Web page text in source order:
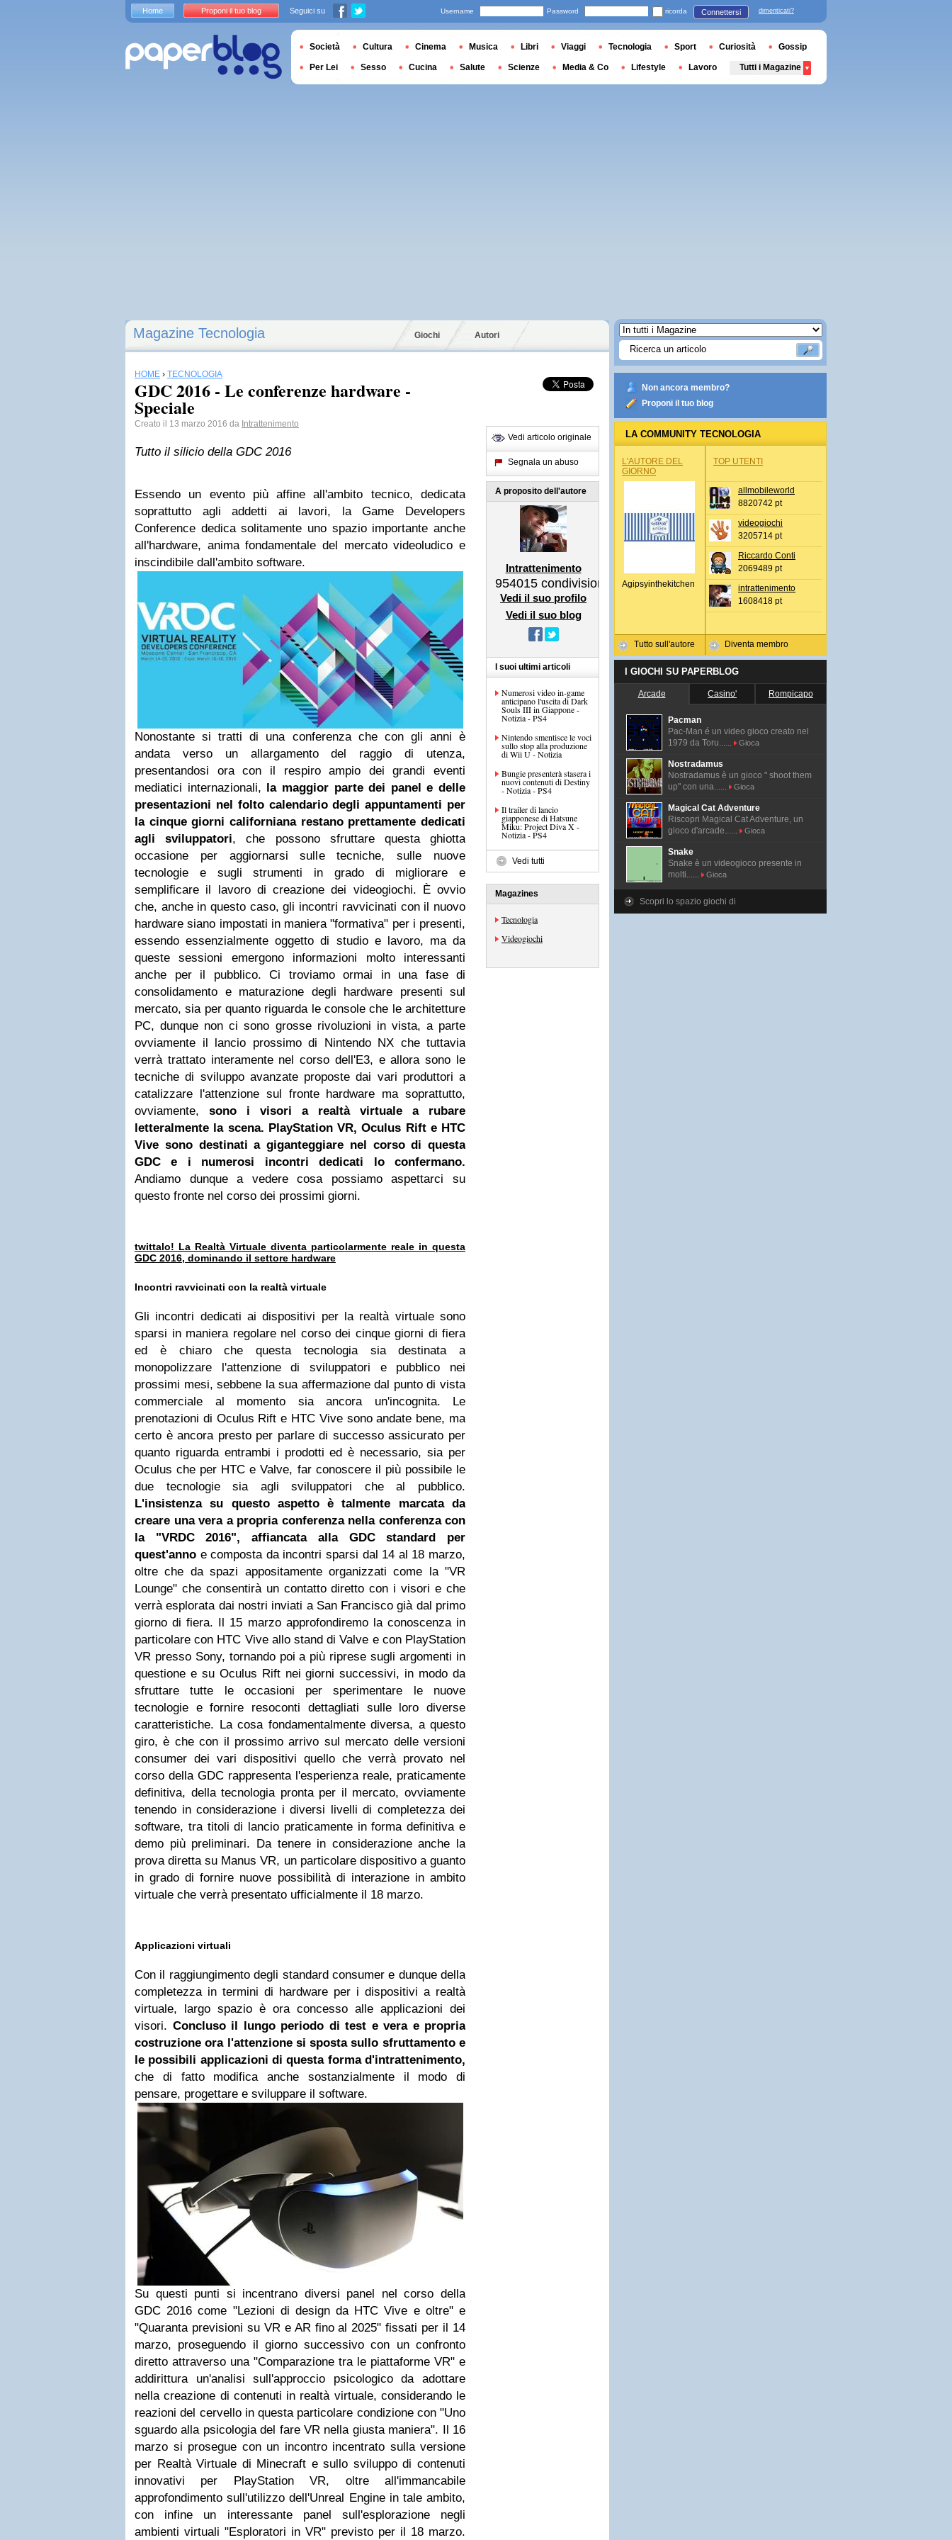
Magazine Tecnologia Giochi Autori
HOME › TECNOLOGIA
GDC 2016 - Le conferenze hardware -
Speciale
Creato il 13 marzo 2016 da Intrattenimento
Tutto il silicio della GDC 2016
Essendo un evento più affine all'ambito tecnico, dedicata
soprattutto agli addetti ai lavori, la Game Developers
Conference dedica solitamente uno spazio importante anche
all'hardware, anima fondamentale del mercato videoludico e
inscindibile dall'ambito software.
Nonostante si tratti di una conferenza che con gli anni è
andata verso un allargamento del raggio di utenza,
presentandosi ora con il respiro ampio dei grandi eventi
mediatici internazionali, la maggior parte dei panel e delle
presentazioni nel folto calendario degli appuntamenti per
la cinque giorni californiana restano prettamente dedicati
agli sviluppatori, che possono sfruttare questa ghiotta
occasione per aggiornarsi sulle tecniche, sulle nuove
tecnologie e sugli strumenti in grado di migliorare e
semplificare il lavoro di creazione dei videogiochi. È ovvio
che, anche in questo caso, gli incontri ravvicinati con il nuovo
hardware siano impostati in maniera "formativa" per i presenti,
essendo essenzialmente oggetto di studio e lavoro, ma da
queste sessioni emergono informazioni molto interessanti
anche per il pubblico. Ci troviamo ormai in una fase di
consolidamento e maturazione degli hardware presenti sul
mercato, sia per quanto riguarda le console che le architetture
PC, dunque non ci sono grosse rivoluzioni in vista, a parte
ovviamente il lancio prossimo di Nintendo NX che tuttavia
verrà trattato interamente nel corso dell'E3, e allora sono le
tecniche di sviluppo avanzate proposte dai vari produttori a
catalizzare l'attenzione sul fronte hardware ma soprattutto,
ovviamente, sono i visori a realtà virtuale a rubare
letteralmente la scena. PlayStation VR, Oculus Rift e HTC
Vive sono destinati a giganteggiare nel corso di questa
GDC e i numerosi incontri dedicati lo confermano.
Andiamo dunque a vedere cosa possiamo aspettarci su
questo fronte nel corso dei prossimi giorni.
twittalo! La Realtà Virtuale diventa particolarmente reale in questa
GDC 2016, dominando il settore hardware
Incontri ravvicinati con la realtà virtuale
Gli incontri dedicati ai dispositivi per la realtà virtuale sono
sparsi in maniera regolare nel corso dei cinque giorni di fiera
ed è chiaro che questa tecnologia sia destinata a
monopolizzare l'attenzione di sviluppatori e pubblico nei
prossimi mesi, sebbene la sua affermazione dal punto di vista
commerciale al momento sia ancora un'incognita. Le
prenotazioni di Oculus Rift e HTC Vive sono andate bene, ma
certo è ancora presto per parlare di successo assicurato per
quanto riguarda entrambi i prodotti ed è necessario, sia per
Oculus che per HTC e Valve, far conoscere il più possibile le
due tecnologie sia agli sviluppatori che al pubblico.
L'insistenza su questo aspetto è talmente marcata da
creare una vera a propria conferenza nella conferenza con
la "VRDC 2016", affiancata alla GDC standard per
quest'anno e composta da incontri sparsi dal 14 al 18 marzo,
oltre che da spazi appositamente organizzati come la "VR
Lounge" che consentirà un contatto diretto con i visori e che
verrà esplorata dai nostri inviati a San Francisco già dal primo
giorno di fiera. Il 15 marzo approfondiremo la conoscenza in
particolare con HTC Vive allo stand di Valve e con PlayStation
VR presso Sony, tornando poi a più riprese sugli argomenti in
questione e su Oculus Rift nei giorni successivi, in modo da
sfruttare tutte le occasioni per sperimentare le nuove
tecnologie e fornire resoconti dettagliati sulle loro diverse
caratteristiche. La cosa fondamentalmente diversa, a questo
giro, è che con il prossimo arrivo sul mercato delle versioni
consumer dei vari dispositivi quello che verrà provato nel
corso della GDC rappresenta l'esperienza reale, praticamente
definitiva, della tecnologia pronta per il mercato, ovviamente
tenendo in considerazione i diversi livelli di completezza dei
software, tra titoli di lancio praticamente in forma definitiva e
demo più preliminari. Da tenere in considerazione anche la
prova diretta su Manus VR, un particolare dispositivo a guanto
in grado di fornire nuove possibilità di interazione in ambito
virtuale che verrà presentato ufficialmente il 18 marzo.
Applicazioni virtuali
Con il raggiungimento degli standard consumer e dunque della
completezza in termini di hardware per i dispositivi a realtà
virtuale, largo spazio è ora concesso alle applicazioni dei
visori. Concluso il lungo periodo di test e vera e propria
costruzione ora l'attenzione si sposta sullo sfruttamento e
le possibili applicazioni di questa forma d'intrattenimento,
che di fatto modifica anche sostanzialmente il modo di
pensare, progettare e sviluppare il software.
Su questi punti si incentrano diversi panel nel corso della
GDC 2016 come "Lezioni di design da HTC Vive e oltre" e
"Quaranta previsioni su VR e AR fino al 2025" fissati per il 14
marzo, proseguendo il giorno successivo con un confronto
diretto attraverso una "Comparazione tra le piattaforme VR" e
addirittura un'analisi sull'approccio psicologico da adottare
nella creazione di contenuti in realtà virtuale, considerando le
reazioni del cervello in questa particolare condizione con "Uno
sguardo alla psicologia del fare VR nella giusta maniera". Il 16
marzo si prosegue con un incontro incentrato sulla versione
per Realtà Virtuale di Minecraft e sullo sviluppo di contenuti
innovativi per PlayStation VR, oltre all'immancabile
approfondimento sull'utilizzo dell'Unreal Engine in tale ambito,
con infine un interessante panel sull'esplorazione negli
ambienti virtuali "Esploratori in VR" previsto per il 18 marzo.
Vedi articolo originale
Segnala un abuso
A proposito dell'autore
Intrattenimento
954015 condivisioni
Vedi il suo profilo
Vedi il suo blog
I suoi ultimi articoli
Numerosi video in-game
anticipano l'uscita di Dark
Souls III in Giappone -
Notizia - PS4
Nintendo smentisce le voci
sullo stop alla produzione
di Wii U - Notizia
Bungie presenterà stasera i
nuovi contenuti di Destiny
- Notizia - PS4
Il trailer di lancio
giapponese di Hatsune
Miku: Project Diva X -
Notizia - PS4
Vedi tutti
Magazines
Tecnologia
Videogiochi
Non ancora membro?
Proponi il tuo blog
LA COMMUNITY TECNOLOGIA
L'AUTORE DEL
GIORNO
Agipsyinthekitchen
Tutto sull'autore
TOP UTENTI
allmobileworld
8820742 pt
videogiochi
3205714 pt
Riccardo Conti
2069489 pt
intrattenimento
1608418 pt
Diventa membro
I GIOCHI SU PAPERBLOG
Arcade Casino' Rompicapo
Pacman
Pac-Man é un video gioco creato nel
1979 da Toru......
Gioca
Nostradamus
Nostradamus è un gioco " shoot them
up" con una......
Gioca
Magical Cat Adventure
Riscopri Magical Cat Adventure, un
gioco d'arcade......
Gioca
Snake
Snake è un videogioco presente in
molti......
Gioca
Scopri lo spazio giochi di
Home Proponi il tuo blog Seguici su Username Password ricorda Connettersi dimenticati?
Società Cultura Cinema Musica Libri Viaggi Tecnologia Sport Curiosità Gossip
Per Lei Sesso Cucina Salute Scienze Media & Co Lifestyle Lavoro Tutti i Magazine